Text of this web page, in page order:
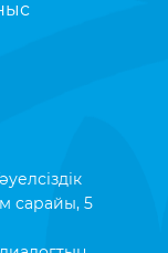
сарайы, 5